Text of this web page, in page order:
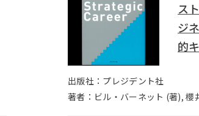
ス
ジ
的
出版社：プレジデント社
著者：ビル・バーネット (著), 櫻